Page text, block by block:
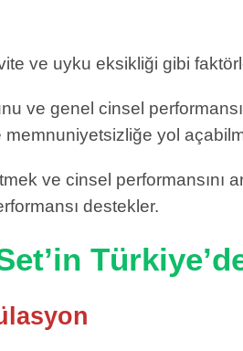
ve uyku eksikliği gibi
ve genel cinsel
yol
ve cinsel performansını
destekler.